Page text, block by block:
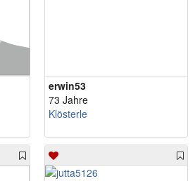
erwin53
73 Jahre
Klösterle